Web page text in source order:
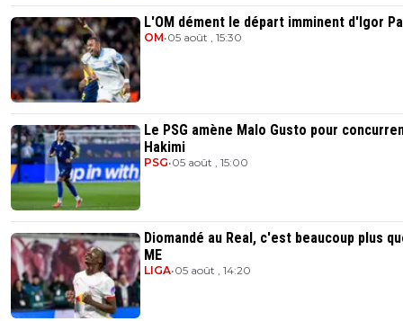
L'OM dément le départ imminent d'Igor
OM•05 août , 15:30
Le PSG amène Malo Gusto pour
Hakimi
PSG•05 août , 15:00
Diomandé au Real, c'est beaucoup plus
ME
LIGA•05 août , 14:20